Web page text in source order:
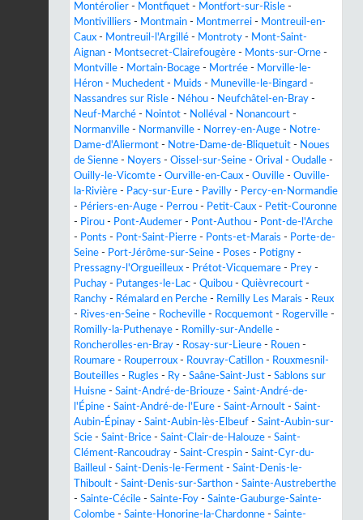
Montérolier - Montfiquet - Montfort-sur-Risle -
Montivilliers - Montmain - Montmerrei - Montreuil-en-
Caux - Montreuil-l'Argillé - Montroty - Mont-Saint-
Aignan - Montsecret-Clairefougère - Monts-sur-Orne -
Montville - Mortain-Bocage - Mortrée - Morville-le-
Héron - Muchedent - Muids - Muneville-le-Bingard -
Nassandres sur Risle - Néhou - Neufchâtel-en-Bray -
Neuf-Marché - Nointot - Nolléval - Nonancourt -
Normanville - Normanville - Norrey-en-Auge - Notre-
Dame-d'Aliermont - Notre-Dame-de-Bliquetuit - Noues
de Sienne - Noyers - Oissel-sur-Seine - Orival - Oudalle -
Ouilly-le-Vicomte - Ourville-en-Caux - Ouville - Ouville-
la-Rivière - Pacy-sur-Eure - Pavilly - Percy-en-Normandie
- Périers-en-Auge - Perrou - Petit-Caux - Petit-Couronne
- Pirou - Pont-Audemer - Pont-Authou - Pont-de-l'Arche
- Ponts - Pont-Saint-Pierre - Ponts-et-Marais - Porte-de-
Seine - Port-Jérôme-sur-Seine - Poses - Potigny -
Pressagny-l'Orgueilleux - Prétot-Vicquemare - Prey -
Puchay - Putanges-le-Lac - Quibou - Quièvrecourt -
Ranchy - Rémalard en Perche - Remilly Les Marais - Reux
- Rives-en-Seine - Rocheville - Rocquemont - Rogerville -
Romilly-la-Puthenaye - Romilly-sur-Andelle -
Roncherolles-en-Bray - Rosay-sur-Lieure - Rouen -
Roumare - Rouperroux - Rouvray-Catillon - Rouxmesnil-
Bouteilles - Rugles - Ry - Saâne-Saint-Just - Sablons sur
Huisne - Saint-André-de-Briouze - Saint-André-de-
l'Épine - Saint-André-de-l'Eure - Saint-Arnoult - Saint-
Aubin-Épinay - Saint-Aubin-lès-Elbeuf - Saint-Aubin-sur-
Scie - Saint-Brice - Saint-Clair-de-Halouze - Saint-
Clément-Rancoudray - Saint-Crespin - Saint-Cyr-du-
Bailleul - Saint-Denis-le-Ferment - Saint-Denis-le-
Thiboult - Saint-Denis-sur-Sarthon - Sainte-Austreberthe
- Sainte-Cécile - Sainte-Foy - Sainte-Gauburge-Sainte-
Colombe - Sainte-Honorine-la-Chardonne - Sainte-